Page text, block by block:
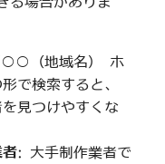
（地域名） ホ
で検索すると、
見つけやすくな
者: 大手制作業者で